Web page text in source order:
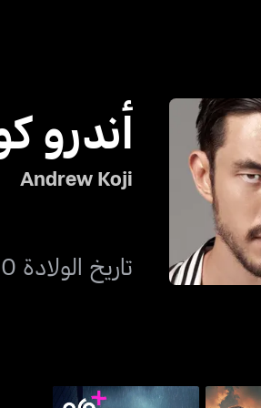
أندرو
Andrew Koji
تاريخ الولادة 10 نوفمبر 1987